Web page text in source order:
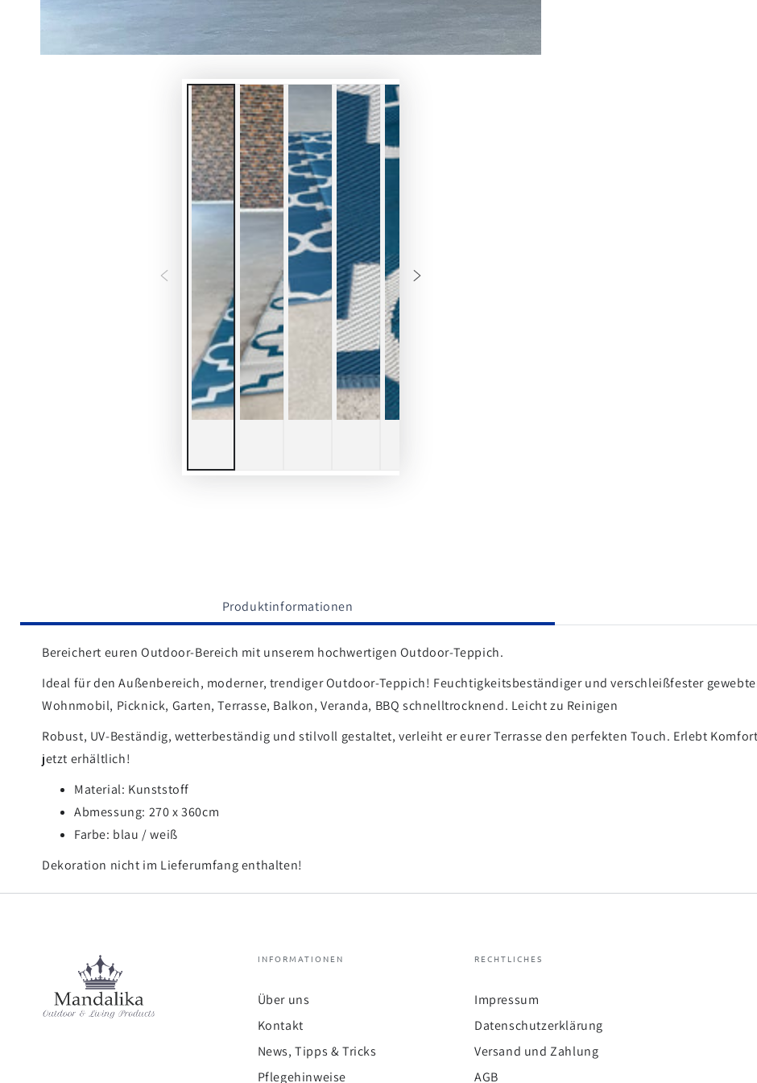
Produktinformationen
Bereichert euren Outdoor-Bereich mit unserem hochwertigen Outdoor-Teppich.
Ideal für den Außenbereich, moderner, trendiger Outdoor-Teppich! Feuchtigkeitsbeständiger und verschleißfester
Wohnmobil, Picknick, Garten, Terrasse, Balkon, Veranda, BBQ schnelltrocknend. Leicht zu Reinigen
Robust, UV-Beständig, wetterbeständig und stilvoll gestaltet, verleiht er eurer Terrasse den perfekten Touch. Erlebt
jetzt erhältlich!
Material: Kunststoff
Abmessung: 270 x 360cm
Farbe: blau / weiß
Dekoration nicht im Lieferumfang enthalten!
INFORMATIONEN
Über uns
Kontakt
News, Tipps & Tricks
Pflegehinweise
RECHTLICHES
Impressum
Datenschutzerklärung
Versand und Zahlung
AGB